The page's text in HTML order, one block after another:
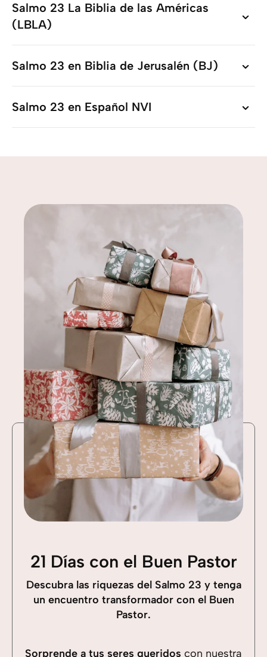
Salmo 23 La Biblia de las Américas
(LBLA)
Salmo 23 en Biblia de Jerusalén (BJ)
Salmo 23 en Español NVI
Salmo 23 La Biblia de las Américas
(LBLA)
Salmo 23 en Biblia de Jerusalén (BJ)
Salmo 23 en Español NVI
21 Días con el Buen Pastor
Descubra las riquezas del Salmo 23 y tenga
un encuentro transformador con el Buen
Pastor.
Sorprende a tus seres queridos con nuestra